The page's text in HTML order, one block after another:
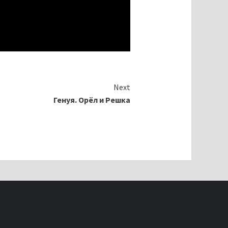
Next
Генуя. Орёл и Решка